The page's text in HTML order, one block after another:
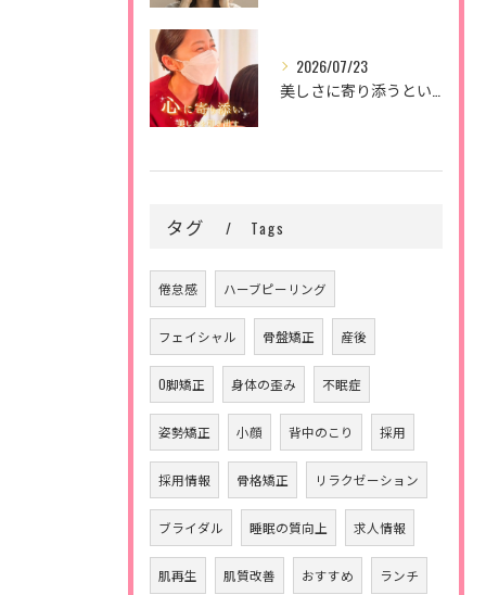
2026/07/23
タグ Tags
倦怠感 ハーブピーリング
フェイシャル 骨盤矯正 産後
O脚矯正 身体の歪み 不眠症
姿勢矯正 小顔 背中のこり 採用
採用情報 骨格矯正 リラクゼーション
ブライダル 睡眠の質向上 求人情報
肌再生 肌質改善 おすすめ ランチ